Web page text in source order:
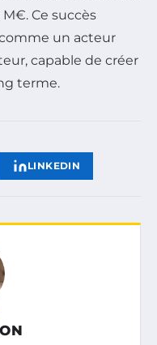
Ce succès
un acteur
capable de créer
terme.
LINKEDIN